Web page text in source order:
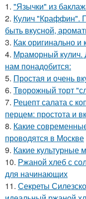
1. "Язычки" из
2. Кулич "Краффин".
быть вкусной,
3. Как оригинально и
4. Мраморный кулич.
нам понадобится:
5. Простая и очень
6. Творожный торт
7. Рецепт салата с
перцем: простота и
8. Какие
проводятся в Москве
9. Какие культурные
10. Ржаной хлеб с
для начинающих
11. Секреты